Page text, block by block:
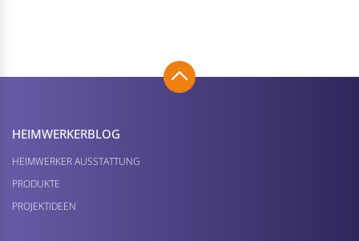
HEIMWERKER­BLOG
HEIMWERKER AUSSTATTUNG
PRODUKTE
PROJEKTIDEEN